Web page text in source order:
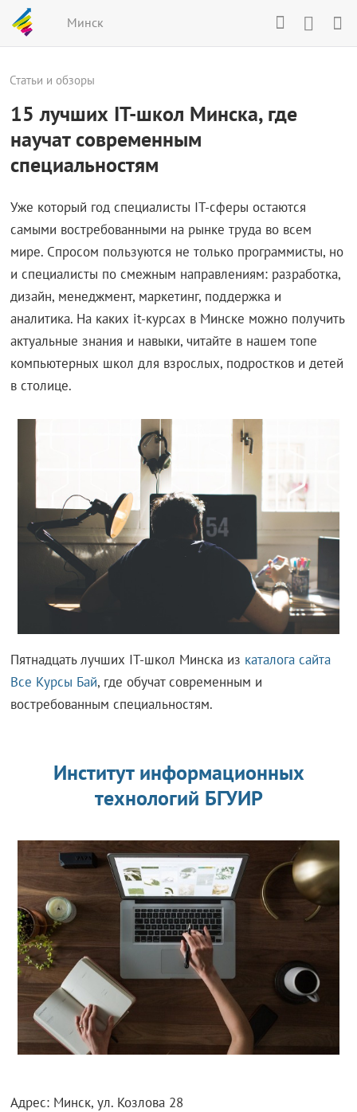
Минск
Статьи и обзоры
15 лучших IT-школ Минска, где
научат современным
специальностям
Уже который год специалисты IT-сферы остаются
самыми востребованными на рынке труда во всем
мире. Спросом пользуются не только программисты, но
и специалисты по смежным направлениям: разработка,
дизайн, менеджмент, маркетинг, поддержка и
аналитика. На каких it-курсах в Минске можно получить
актуальные знания и навыки, читайте в нашем топе
компьютерных школ для взрослых, подростков и детей
в столице.
Пятнадцать лучших IT-школ Минска из каталога сайта
Все Курсы Бай, где обучат современным и
востребованным специальностям.
Институт информационных
технологий БГУИР
Адрес: Минск, ул. Козлова 28